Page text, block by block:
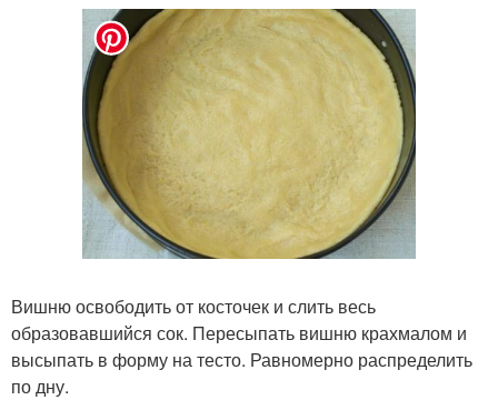
Вишню освободить от косточек и слить весь
образовавшийся сок. Пересыпать вишню крахмалом и
высыпать в форму на тесто. Равномерно распределить
по дну.